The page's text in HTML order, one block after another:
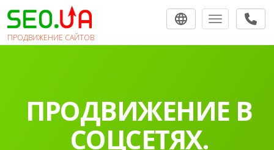
ПРОДВИЖЕНИЕ САЙТОВ
Toggle
ПРОДВИЖЕНИЕ В
СОЦСЕТЯХ.